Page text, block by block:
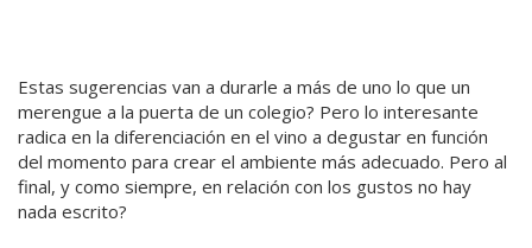
Estas sugerencias van a durarle a más de uno lo que un
merengue a la puerta de un colegio? Pero lo interesante
radica en la diferenciación en el vino a degustar en función
del momento para crear el ambiente más adecuado. Pero al
final, y como siempre, en relación con los gustos no hay
nada escrito?